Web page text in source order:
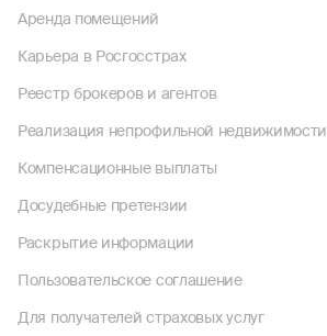
Аренда помещений
Карьера в Росгосстрах
Реестр брокеров и агентов
Реализация непрофильной недвижимости
Компенсационные выплаты
Досудебные претензии
Раскрытие информации
Пользовательское соглашение
Для получателей страховых услуг